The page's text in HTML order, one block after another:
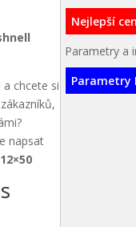
Nejlepší
Parametry a
Parametry
chcete si
napsat